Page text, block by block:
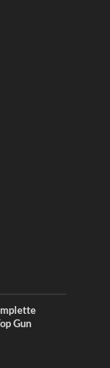
Gun